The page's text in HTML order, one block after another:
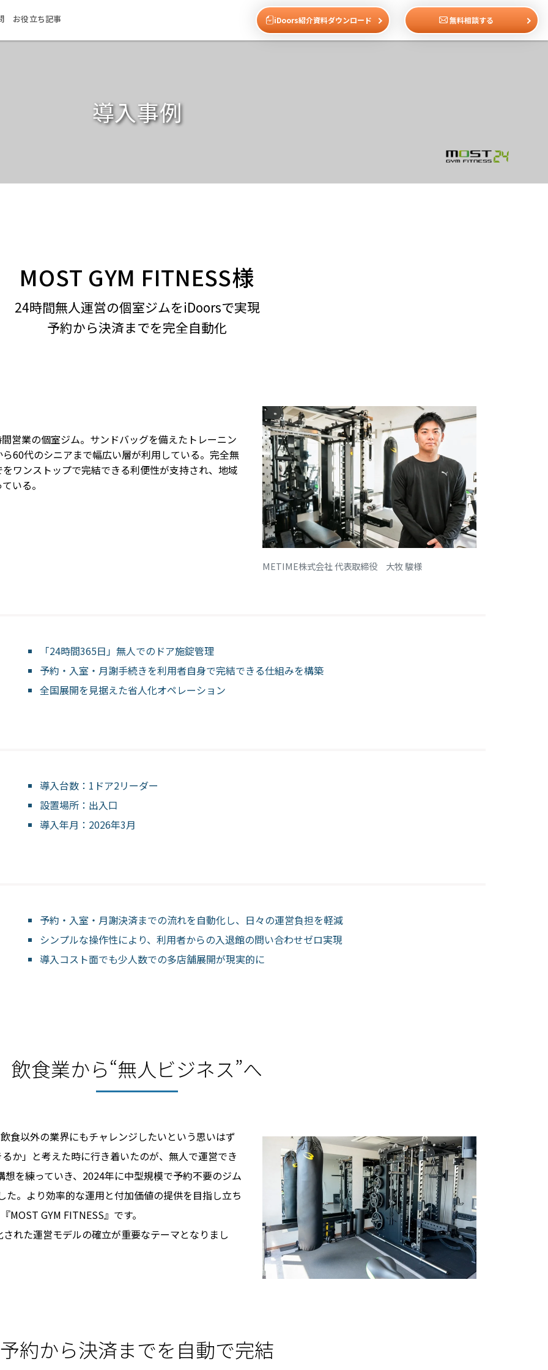
iDoors紹介資料ダウンロード 無料相談する
お役立ち記事
導入事例
MOST GYM FITNESS様
24時間無人運営の個室ジムをiDoorsで実現
予約から決済までを完全自動化
営業の個室ジム。サンドバッグを備えたトレーニン
60代のシニアまで幅広い層が利用している。完全無
ワンストップで完結できる利便性が支持され、地域
いる。
METIME株式会社 代表取締役 大牧 駿様
「24時間365日」無人でのドア施錠管理
予約・入室・月謝手続きを利用者自身で完結できる仕組みを構築
全国展開を見据えた省人化オペレーション
導入台数：1ドア2リーダー
設置場所：出入口
導入年月：2026年3月
予約・入室・月謝決済までの流れを自動化し、日々の運営負担を軽減
シンプルな操作性により、利用者からの入退館の問い合わせゼロ実現
導入コスト面でも少人数での多店舗展開が現実的に
飲食業から“無人ビジネス”へ
食以外の業界にもチャレンジしたいという思いはず
か」と考えた時に行き着いたのが、無人で運営でき
を練っていき、2024年に中型規模で予約不要のジム
た。より効率的な運用と付加価値の提供を目指し立ち
GYM FITNESS』です。
れた運営モデルの確立が重要なテーマとなりまし
予約から決済までを自動で完結